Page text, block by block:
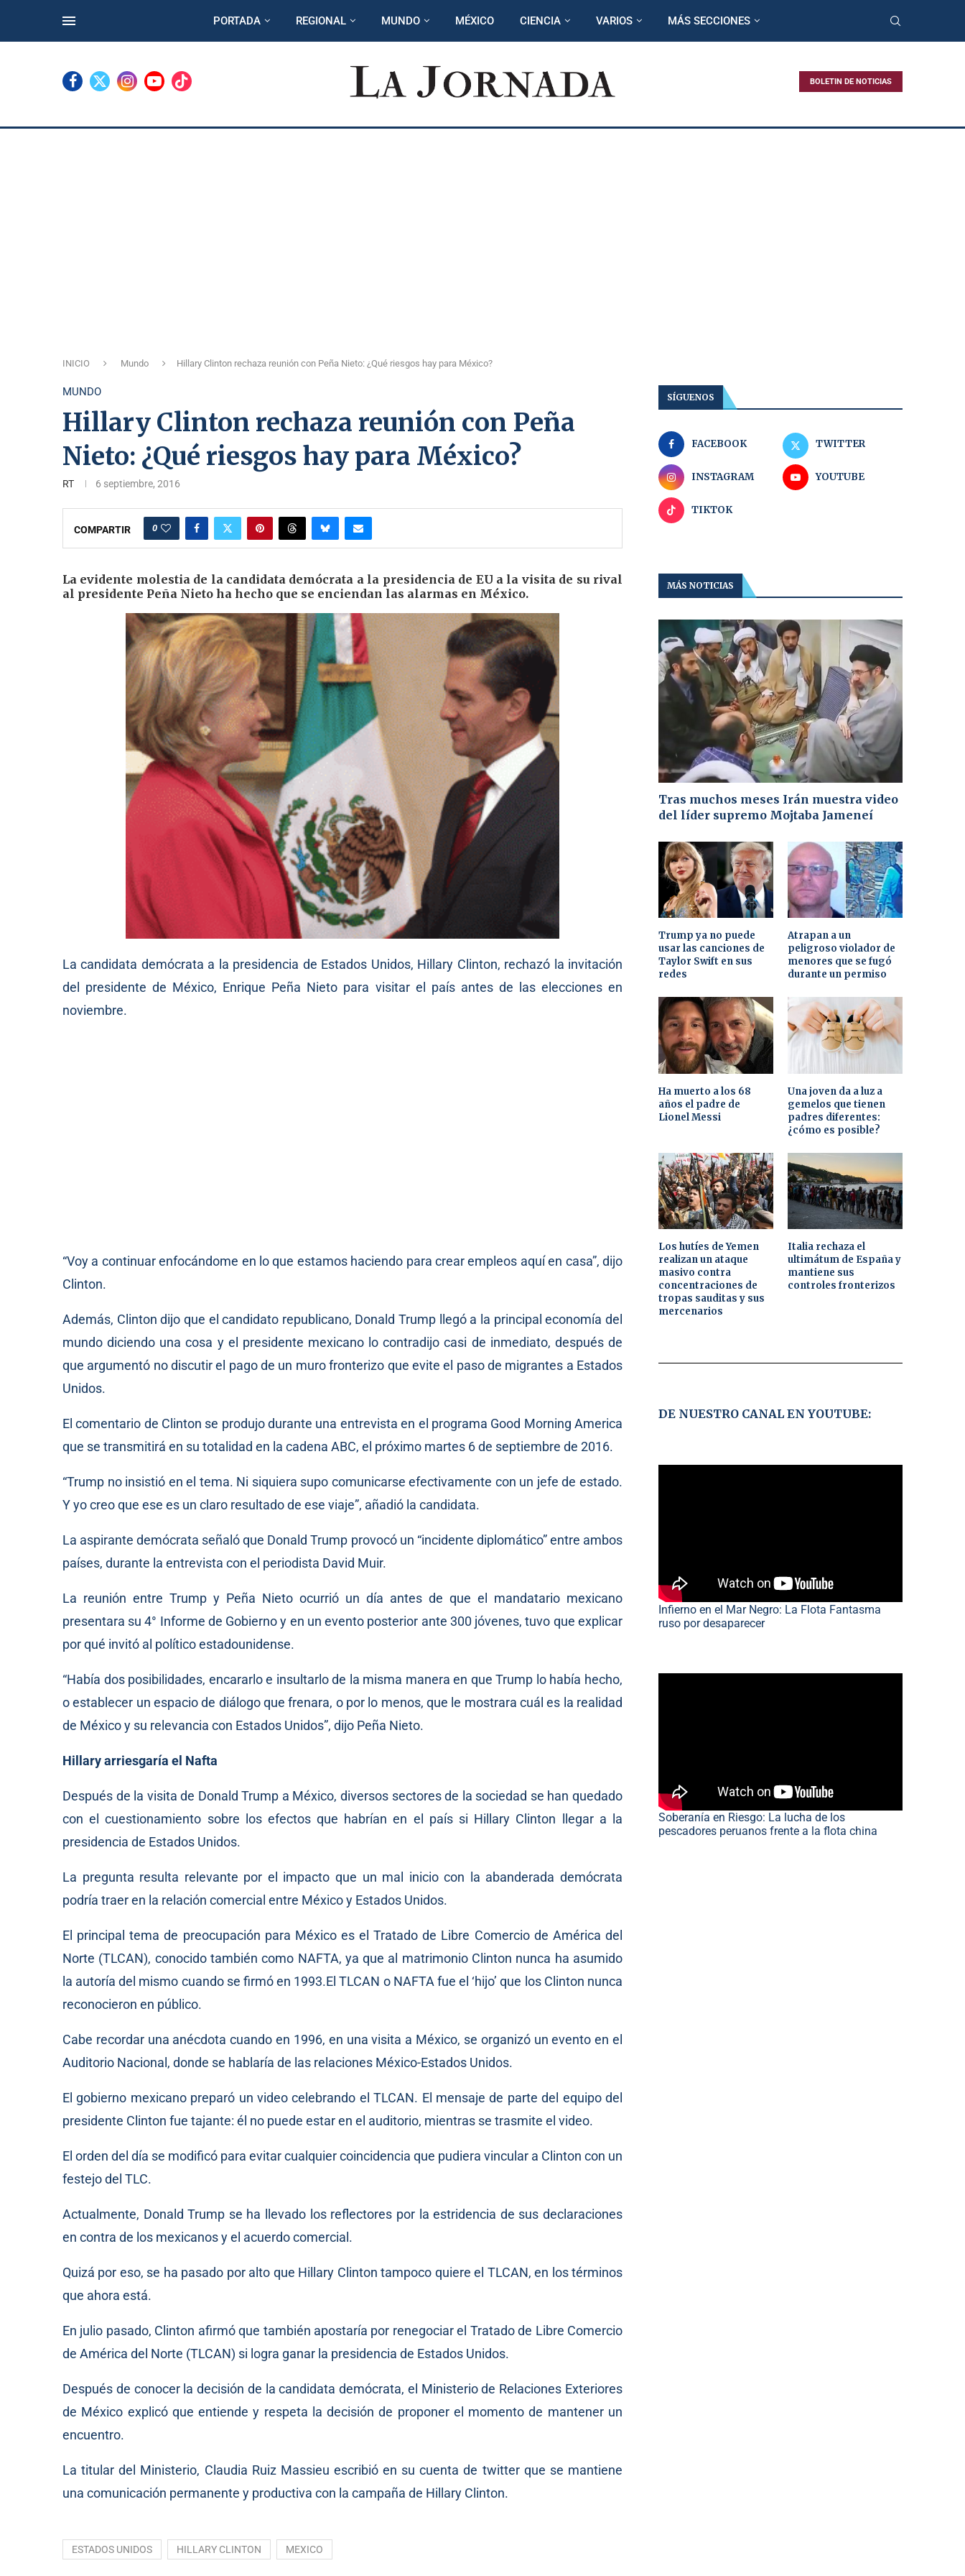
PORTADA REGIONAL MUNDO MÉXICO CIENCIA VARIOS MÁS SECCIONES
BOLETIN DE NOTICIAS
INICIO Mundo Hillary Clinton rechaza reunión con Peña Nieto: ¿Qué riesgos hay para México?
MUNDO
Hillary Clinton rechaza reunión con Peña
Nieto: ¿Qué riesgos hay para México?
RT 6 septiembre, 2016
COMPARTIR 0
La evidente molestia de la candidata demócrata a la presidencia de EU a la visita de su rival
al presidente Peña Nieto ha hecho que se enciendan las alarmas en México.
La candidata demócrata a la presidencia de Estados Unidos, Hillary Clinton, rechazó la invitación
del presidente de México, Enrique Peña Nieto para visitar el país antes de las elecciones en
noviembre.
“Voy a continuar enfocándome en lo que estamos haciendo para crear empleos aquí en casa”, dijo
Clinton.
Además, Clinton dijo que el candidato republicano, Donald Trump llegó a la principal economía del
mundo diciendo una cosa y el presidente mexicano lo contradijo casi de inmediato, después de
que argumentó no discutir el pago de un muro fronterizo que evite el paso de migrantes a Estados
Unidos.
El comentario de Clinton se produjo durante una entrevista en el programa Good Morning America
que se transmitirá en su totalidad en la cadena ABC, el próximo martes 6 de septiembre de 2016.
“Trump no insistió en el tema. Ni siquiera supo comunicarse efectivamente con un jefe de estado.
Y yo creo que ese es un claro resultado de ese viaje”, añadió la candidata.
La aspirante demócrata señaló que Donald Trump provocó un “incidente diplomático” entre ambos
países, durante la entrevista con el periodista David Muir.
La reunión entre Trump y Peña Nieto ocurrió un día antes de que el mandatario mexicano
presentara su 4° Informe de Gobierno y en un evento posterior ante 300 jóvenes, tuvo que explicar
por qué invitó al político estadounidense.
“Había dos posibilidades, encararlo e insultarlo de la misma manera en que Trump lo había hecho,
o establecer un espacio de diálogo que frenara, o por lo menos, que le mostrara cuál es la realidad
de México y su relevancia con Estados Unidos”, dijo Peña Nieto.
Hillary arriesgaría el Nafta
Después de la visita de Donald Trump a México, diversos sectores de la sociedad se han quedado
con el cuestionamiento sobre los efectos que habrían en el país si Hillary Clinton llegar a la
presidencia de Estados Unidos.
La pregunta resulta relevante por el impacto que un mal inicio con la abanderada demócrata
podría traer en la relación comercial entre México y Estados Unidos.
El principal tema de preocupación para México es el Tratado de Libre Comercio de América del
Norte (TLCAN), conocido también como NAFTA, ya que al matrimonio Clinton nunca ha asumido
la autoría del mismo cuando se firmó en 1993.El TLCAN o NAFTA fue el ‘hijo’ que los Clinton nunca
reconocieron en público.
Cabe recordar una anécdota cuando en 1996, en una visita a México, se organizó un evento en el
Auditorio Nacional, donde se hablaría de las relaciones México-Estados Unidos.
El gobierno mexicano preparó un video celebrando el TLCAN. El mensaje de parte del equipo del
presidente Clinton fue tajante: él no puede estar en el auditorio, mientras se trasmite el video.
El orden del día se modificó para evitar cualquier coincidencia que pudiera vincular a Clinton con un
festejo del TLC.
Actualmente, Donald Trump se ha llevado los reflectores por la estridencia de sus declaraciones
en contra de los mexicanos y el acuerdo comercial.
Quizá por eso, se ha pasado por alto que Hillary Clinton tampoco quiere el TLCAN, en los términos
que ahora está.
En julio pasado, Clinton afirmó que también apostaría por renegociar el Tratado de Libre Comercio
de América del Norte (TLCAN) si logra ganar la presidencia de Estados Unidos.
Después de conocer la decisión de la candidata demócrata, el Ministerio de Relaciones Exteriores
de México explicó que entiende y respeta la decisión de proponer el momento de mantener un
encuentro.
La titular del Ministerio, Claudia Ruiz Massieu escribió en su cuenta de twitter que se mantiene
una comunicación permanente y productiva con la campaña de Hillary Clinton.
ESTADOS UNIDOS HILLARY CLINTON MEXICO
SÍGUENOS
FACEBOOK TWITTER
INSTAGRAM YOUTUBE
TIKTOK
MÁS NOTICIAS
Tras muchos meses Irán muestra video
del líder supremo Mojtaba Jameneí
Trump ya no puede
usar las canciones de
Taylor Swift en sus
redes
Atrapan a un
peligroso violador de
menores que se fugó
durante un permiso
Ha muerto a los 68
años el padre de
Lionel Messi
Una joven da a luz a
gemelos que tienen
padres diferentes:
¿cómo es posible?
Los hutíes de Yemen
realizan un ataque
masivo contra
concentraciones de
tropas sauditas y sus
mercenarios
Italia rechaza el
ultimátum de España y
mantiene sus
controles fronterizos
DE NUESTRO CANAL EN YOUTUBE:
Infierno en el Mar Negro: La Flota Fantasma
ruso por desaparecer
Soberanía en Riesgo: La lucha de los
pescadores peruanos frente a la flota china